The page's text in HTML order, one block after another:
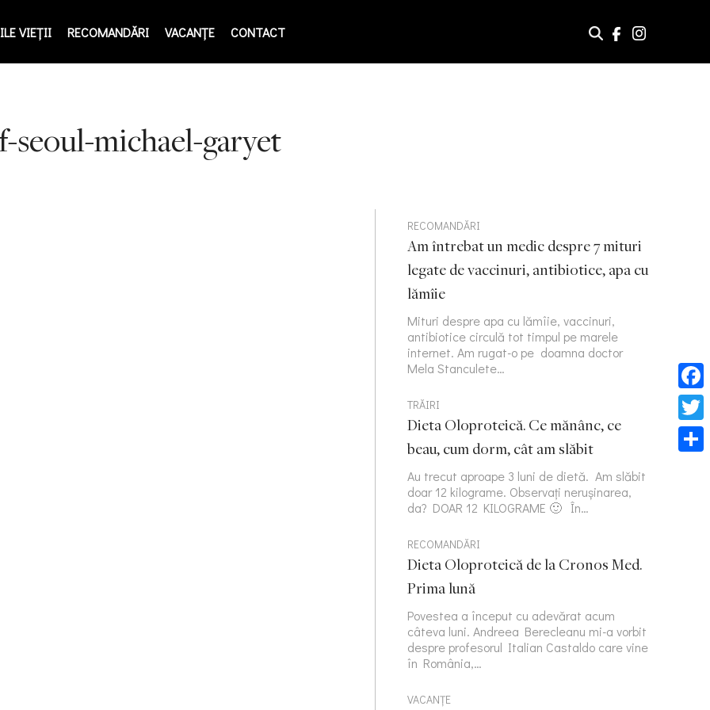
VIEŢII RECOMANDĂRI VACANȚE CONTACT
seoul-michael-garyet
RECOMANDĂRI
Am întrebat un medic despre 7 mituri
legate de vaccinuri, antibiotice, apa cu
lămîie
Mituri despre apa cu lămîie, vaccinuri,
antibiotice circulă tot timpul pe marele
internet. Am rugat-o pe doamna doctor
Mela Stanculete…
TRĂIRI
Dieta Oloproteică. Ce mănânc, ce
beau, cum dorm, cât am slăbit
Au trecut aproape 3 luni de dietă. Am slăbit
doar 12 kilograme. Observați nerușinarea,
da? DOAR 12 KILOGRAME 🙂 În…
RECOMANDĂRI
Dieta Oloproteică de la Cronos Med.
Prima lună
Povestea a început cu adevărat acum
câteva luni. Andreea Berecleanu mi-a vorbit
despre profesorul Italian Castaldo care vine
în România,…
VACANȚE